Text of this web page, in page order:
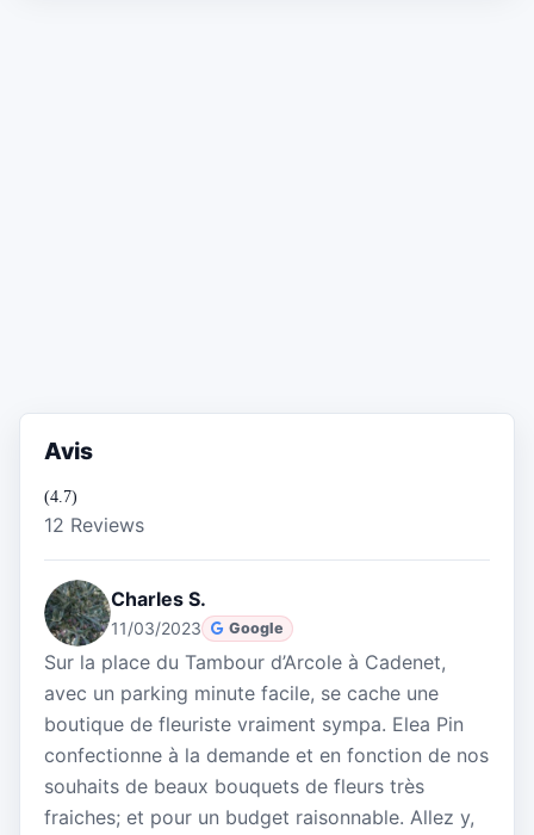
Avis
(4.7)
12 Reviews
Charles S.
11/03/2023 Google
Sur la place du Tambour d’Arcole à Cadenet,
avec un parking minute facile, se cache une
boutique de fleuriste vraiment sympa. Elea Pin
confectionne à la demande et en fonction de nos
souhaits de beaux bouquets de fleurs très
fraiches; et pour un budget raisonnable. Allez y,